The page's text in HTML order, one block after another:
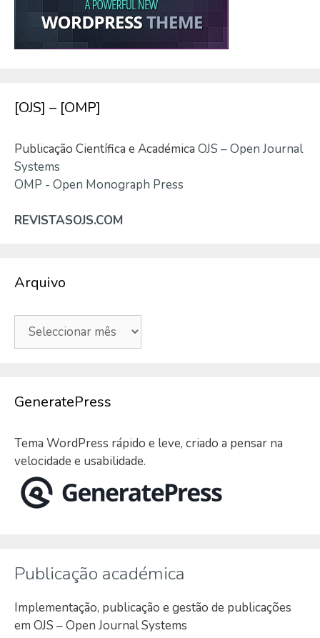
[OJS] – [OMP]
Publicação Científica e Académica OJS – Open Journal
Systems
OMP - Open Monograph Press
REVISTASOJS.COM
Arquivo
Arquivo
GeneratePress
Tema WordPress rápido e leve, criado a pensar na
velocidade e usabilidade.
Publicação académica
Implementação, publicação e gestão de publicações
em OJS – Open Journal Systems